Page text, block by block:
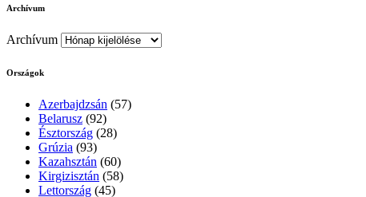
Archívum
Archívum
Országok
Azerbajdzsán (57)
Belarusz (92)
Észtország (28)
Grúzia (93)
Kazahsztán (60)
Kirgizisztán (58)
Lettország (45)